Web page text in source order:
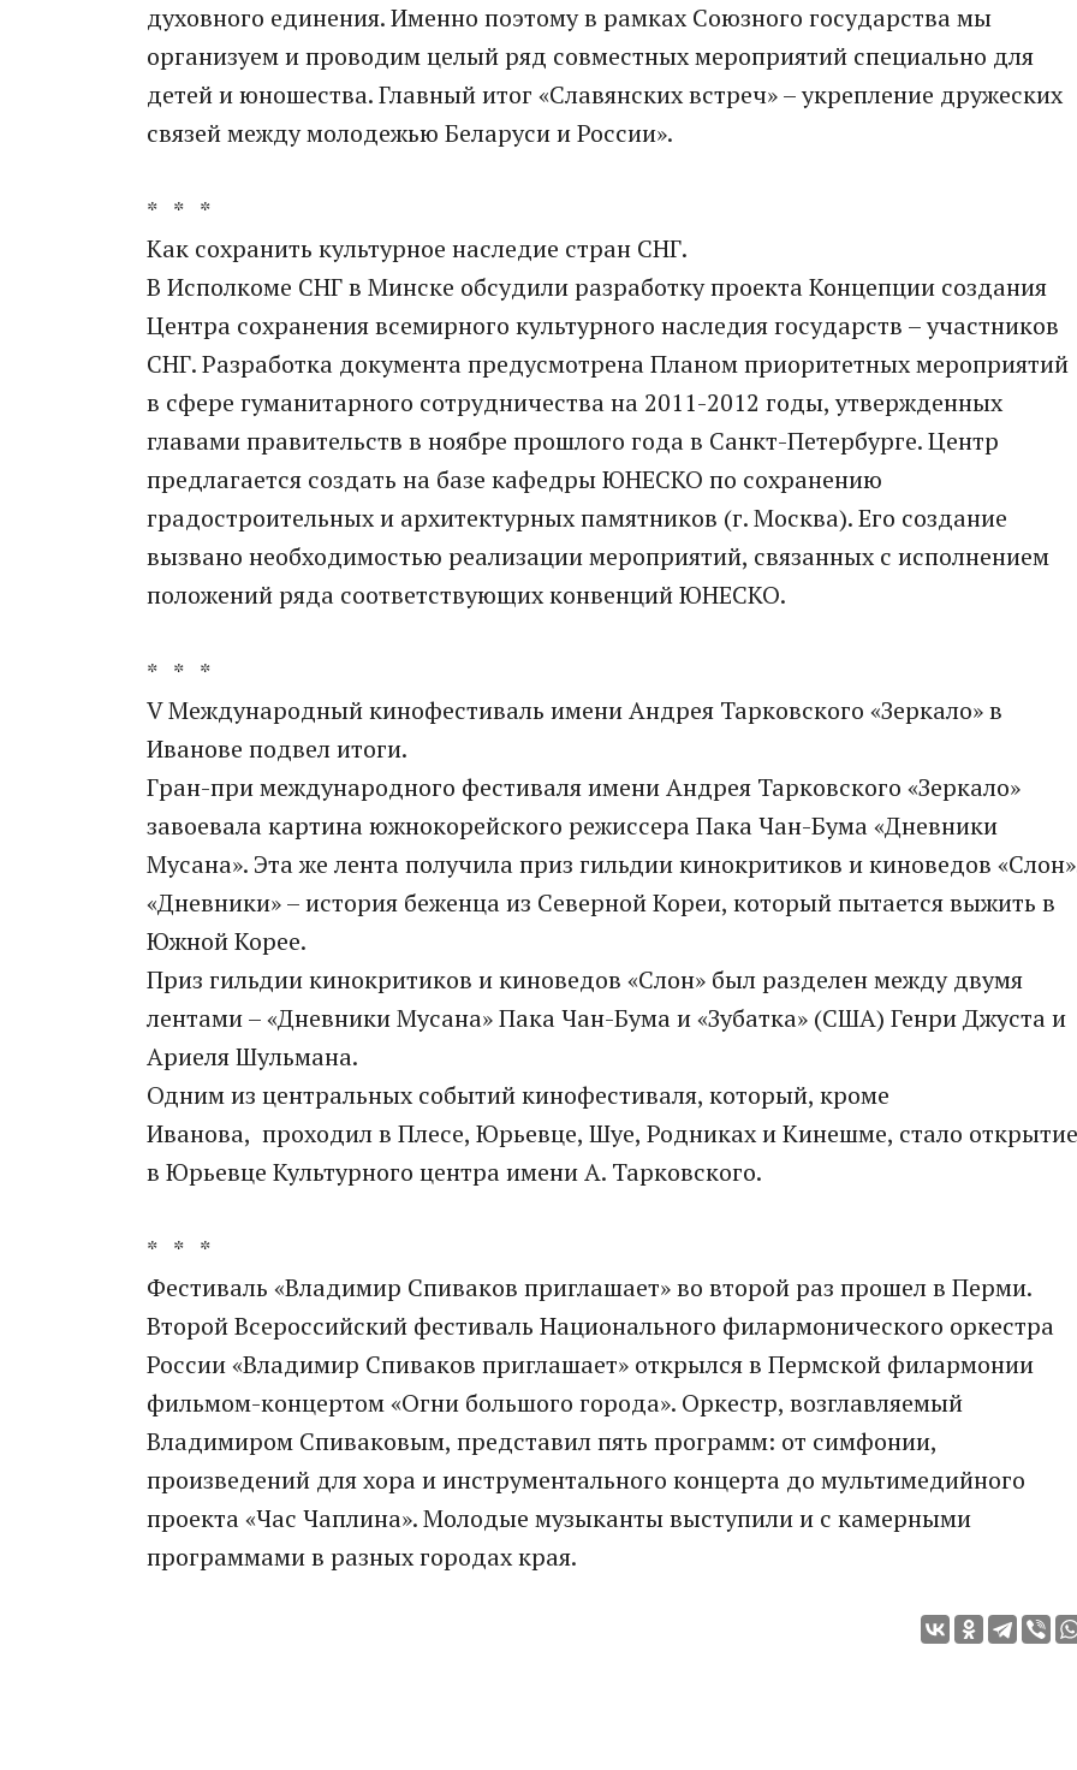
духовного единения. Именно поэтому в рамках Союзного государства мы
организуем и проводим целый ряд совместных мероприятий специально для
детей и юношества. Главный итог «Славянских встреч» – укрепление дружеских
связей между молодежью Беларуси и России».
* * *
Как сохранить культурное наследие стран СНГ.
В Исполкоме СНГ в Минске обсудили разработку проекта Концепции создания
Центра сохранения всемирного культурного наследия государств – участников
СНГ. Разработка документа предусмотрена Планом приоритетных мероприятий
в сфере гуманитарного сотрудничества на 2011-2012 годы, утвержденных
главами правительств в ноябре прошлого года в Санкт-Петербурге. Центр
предлагается создать на базе кафедры ЮНЕСКО по сохранению
градостроительных и архитектурных памятников (г. Москва). Его создание
вызвано необходимостью реализации мероприятий, связанных с исполнением
положений ряда соответствующих конвенций ЮНЕСКО.
* * *
V Международный кинофестиваль имени Андрея Тарковского «Зеркало» в
Иванове подвел итоги.
Гран-при международного фестиваля имени Андрея Тарковского «Зеркало»
завоевала картина южнокорейского режиссера Пака Чан-Бума «Дневники
Мусана». Эта же лента получила приз гильдии кинокритиков и киноведов
«Дневники» – история беженца из Северной Кореи, который пытается выжить в
Южной Корее.
Приз гильдии кинокритиков и киноведов «Слон» был разделен между двумя
лентами – «Дневники Мусана» Пака Чан-Бума и «Зубатка» (США) Генри Джуста и
Ариеля Шульмана.
Одним из центральных событий кинофестиваля, который, кроме
Иванова, проходил в Плесе, Юрьевце, Шуе, Родниках и Кинешме, стало открытие
в Юрьевце Культурного центра имени А. Тарковского.
* * *
Фестиваль «Владимир Спиваков приглашает» во второй раз прошел в Перми.
Второй Всероссийский фестиваль Национального филармонического оркестра
России «Владимир Спиваков приглашает» открылся в Пермской филармонии
фильмом-концертом «Огни большого города». Оркестр, возглавляемый
Владимиром Спиваковым, представил пять программ: от симфонии,
произведений для хора и инструментального концерта до мультимедийного
проекта «Час Чаплина». Молодые музыканты выступили и с камерными
программами в разных городах края.